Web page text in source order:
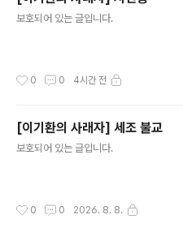
보호되어 있는 글입니다.
0 0 4시간 전
[이기환의 사래자] 세조 불교
보호되어 있는 글입니다.
0 0 2026. 8. 8.